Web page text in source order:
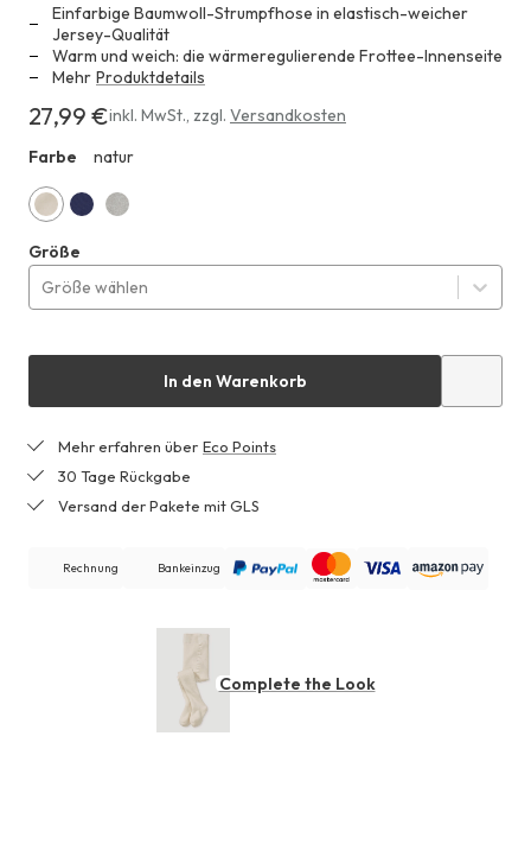
Einfarbige Baumwoll-Strumpfhose in elastisch-weicher
Jersey-Qualität
Warm und weich: die wärmeregulierende Frottee-Innenseite
Mehr Produktdetails
Erhältlich
27,99 €
27,99 €inkl. MwSt., zzgl. Versandkosten
Farbe
natur
Größe
Größe wählen
In den Warenkorb
Mehr erfahren über Eco Points
30 Tage Rückgabe
Versand der Pakete mit GLS
Rechnung Bankeinzug
Complete the Look